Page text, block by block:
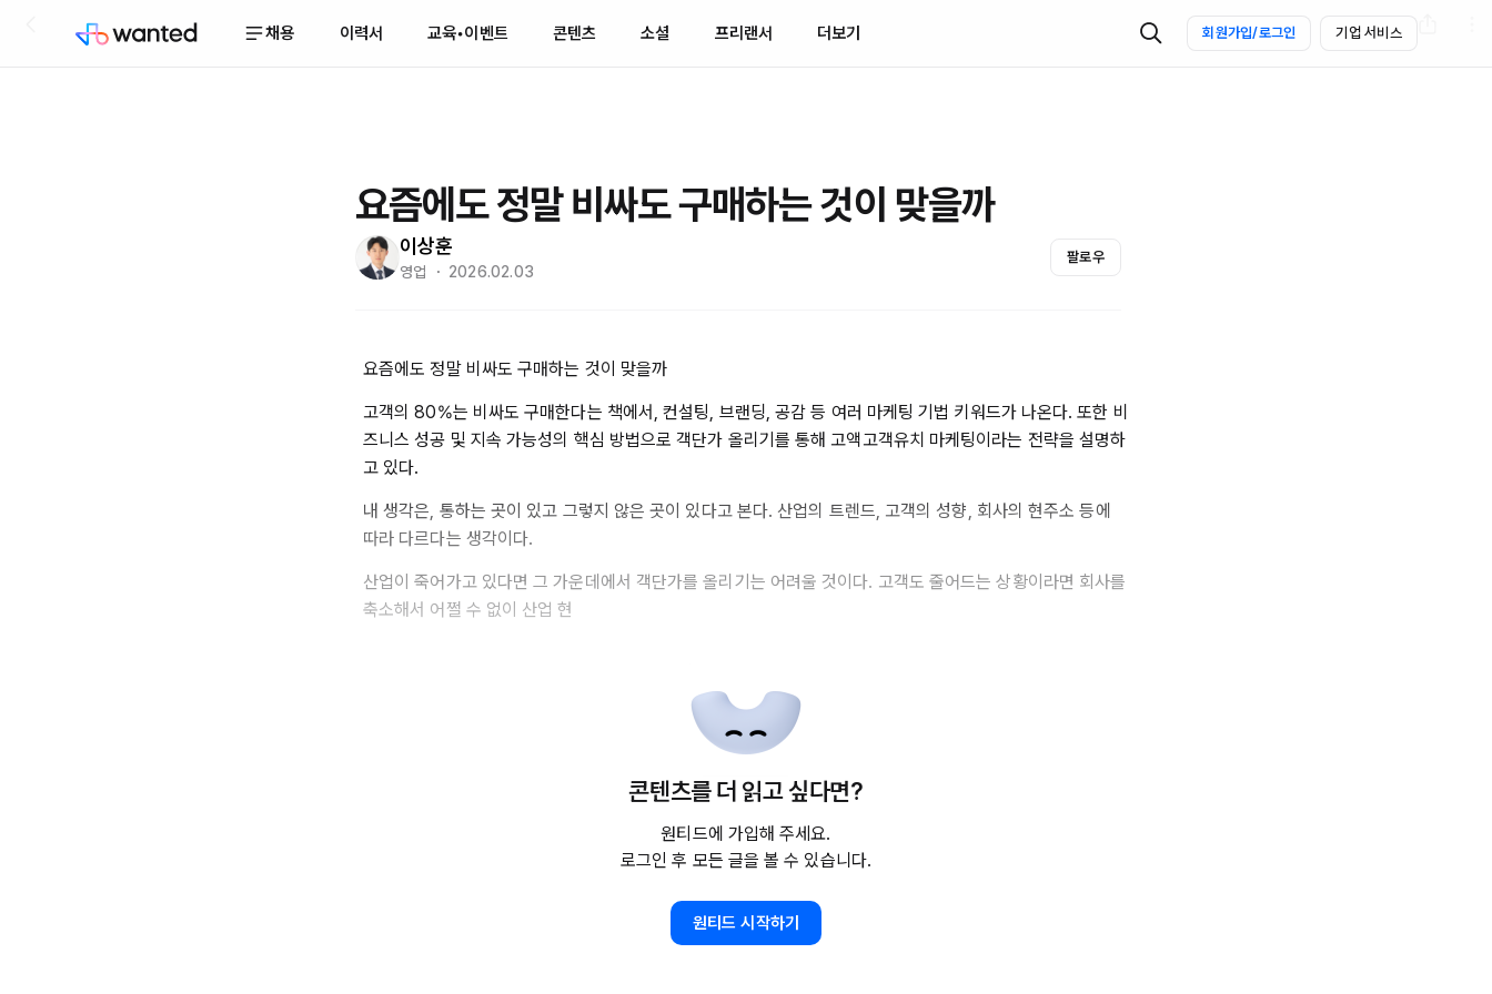
채용 이력서 교육•이벤트 콘텐츠 소셜 프리랜서 더보기 회원가입/로그인 기업 서비스
요즘에도 정말 비싸도 구매하는 것이 맞을까
이상훈
영업 ・ 2026.02.03
팔로우
요즘에도 정말 비싸도 구매하는 것이 맞을까
고객의 80%는 비싸도 구매한다는 책에서, 컨설팅, 브랜딩, 공감 등 여러 마케팅 기법 키워드가 나온다. 또한 비
즈니스 성공 및 지속 가능성의 핵심 방법으로 객단가 올리기를 통해 고액고객유치 마케팅이라는 전략을 설명하
고 있다.
내 생각은, 통하는 곳이 있고 그렇지 않은 곳이 있다고 본다. 산업의 트렌드, 고객의 성향, 회사의 현주소 등에
따라 다르다는 생각이다.
산업이 죽어가고 있다면 그 가운데에서 객단가를 올리기는 어려울 것이다. 고객도 줄어드는 상황이라면 회사를
축소해서 어쩔 수 없이 산업 현
콘텐츠를 더 읽고 싶다면?
원티드에 가입해 주세요.
로그인 후 모든 글을 볼 수 있습니다.
원티드 시작하기